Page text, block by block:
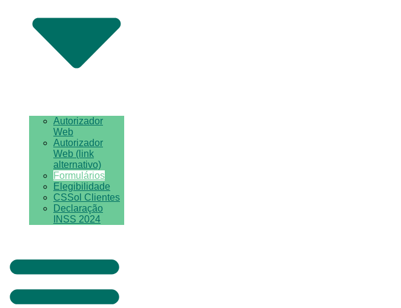
Autorizador
Web
Autorizador
Web (link
alternativo)
Formulários
Elegibilidade
CSSol Clientes
Declaração
INSS 2024